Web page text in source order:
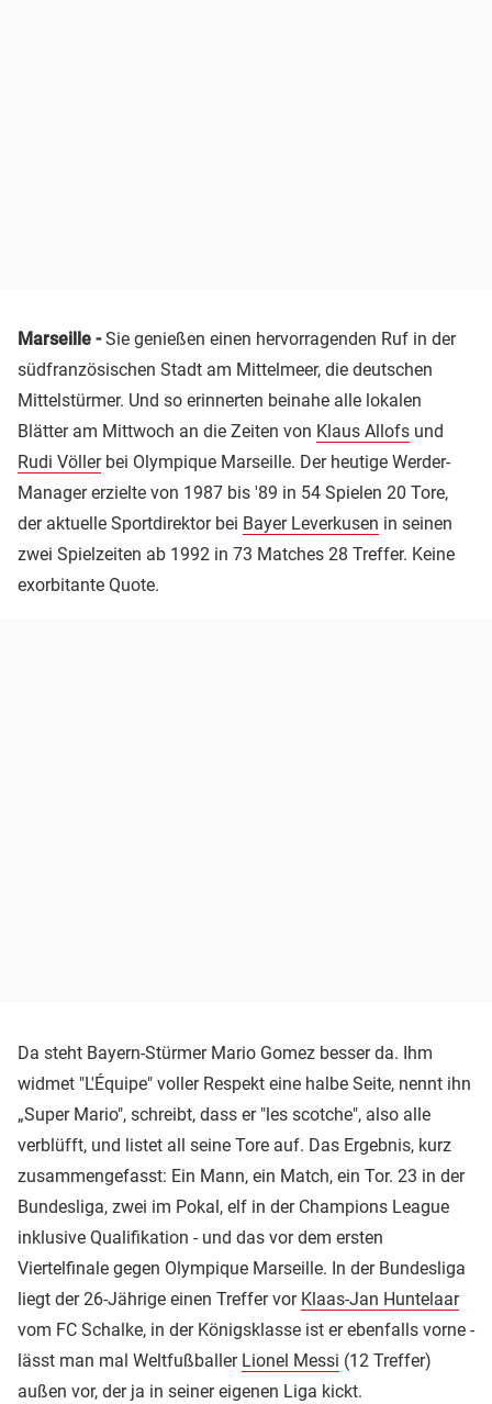
Marseille -Sie genießen einen hervorragenden Ruf in der
südfranzösischen Stadt am Mittelmeer, die deutschen
Mittelstürmer. Und so erinnerten beinahe alle lokalen
Blätter am Mittwoch an die Zeiten von Klaus Allofs und
Rudi Völlerbei Olympique Marseille. Der heutige Werder-
Manager erzielte von 1987 bis '89 in 54 Spielen 20 Tore,
der aktuelle Sportdirektor bei Bayer Leverkusen in seinen
zwei Spielzeiten ab 1992 in 73 Matches 28 Treffer. Keine
exorbitante Quote.
Da steht Bayern-Stürmer Mario Gomez besser da. Ihm
widmet "L'Équipe" voller Respekt eine halbe Seite, nennt ihn
„Super Mario", schreibt, dass er "les scotche", also alle
verblüfft, und listet all seine Tore auf. Das Ergebnis, kurz
zusammengefasst: Ein Mann, ein Match, ein Tor. 23 in der
Bundesliga, zwei im Pokal, elf in der Champions League
inklusive Qualifikation - und das vor dem ersten
Viertelfinale gegen Olympique Marseille. In der Bundesliga
liegt der 26-Jährige einen Treffer vor Klaas-Jan Huntelaar
vom FC Schalke, in der Königsklasse ist er ebenfalls vorne -
lässt man mal Weltfußballer Lionel Messi (12 Treffer)
außen vor, der ja in seiner eigenen Liga kickt.